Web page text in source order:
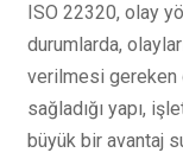
ISO 22320, olay
durumlarda,
verilmesi gereken
sağladığı yapı,
büyük bir avantaj